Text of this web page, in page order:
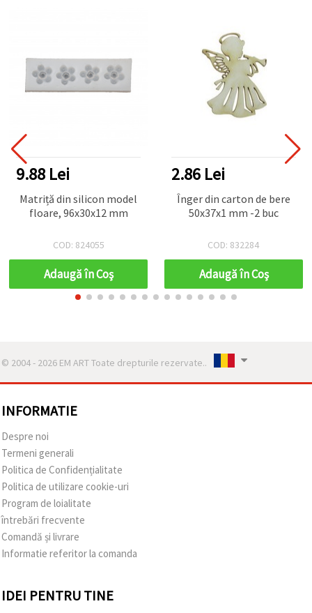
9.88 Lei
Matriță din silicon model
floare, 96x30x12 mm
COD: 824055
Adaugă în Coş
2.86 Lei
Înger din carton de bere
50x37x1 mm -2 buc
COD: 832284
Adaugă în Coş
© 2004 - 2026 EM ART Toate drepturile rezervate..
INFORMATIE
Despre noi
Termeni generali
Politica de Confidențialitate
Politica de utilizare cookie-uri
Program de loialitate
întrebări frecvente
Comandă și livrare
Informatie referitor la comanda
IDEI PENTRU TINE